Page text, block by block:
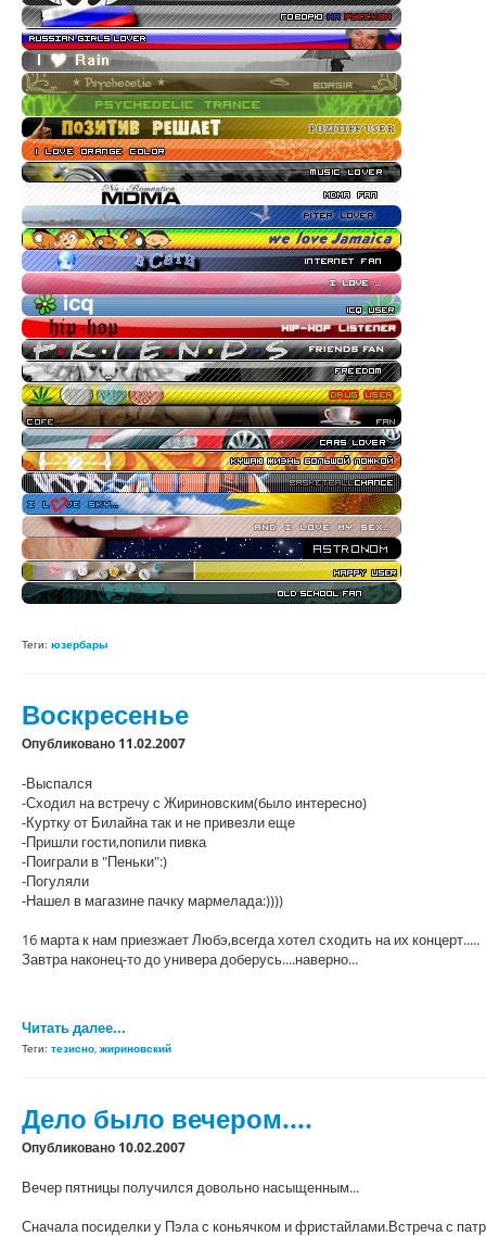
Теги: юзербары
Воскресенье
Опубликовано 11.02.2007
-Выспался
-Сходил на встречу с Жириновским(было интересно)
-Куртку от Билайна так и не привезли еще
-Пришли гости,попили пивка
-Поиграли в "Пеньки":)
-Погуляли
-Нашел в магазине пачку мармелада:))))
16 марта к нам приезжает Любэ,всегда хотел сходить на их концерт.....
Завтра наконец-то до универа доберусь....наверно...
Читать далее...
Теги: тезисно жириновский
Дело было вечером....
Опубликовано 10.02.2007
Вечер пятницы получился довольно насыщенным...
Сначала посиделки у Пэла с коньячком и фристайлами.Встреча с